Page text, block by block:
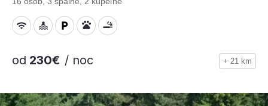
od 230€ / noc + 21 km